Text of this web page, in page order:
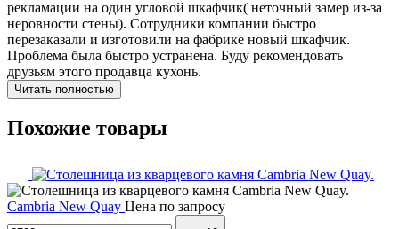
рекламации на один угловой шкафчик( неточный замер из-за
неровности стены). Сотрудники компании быстро
перезаказали и изготовили на фабрике новый шкафчик.
Проблема была быстро устранена. Буду рекомендовать
друзьям этого продавца кухонь.
Читать полностью
Похожие товары
Cambria New Quay Цена по запросу